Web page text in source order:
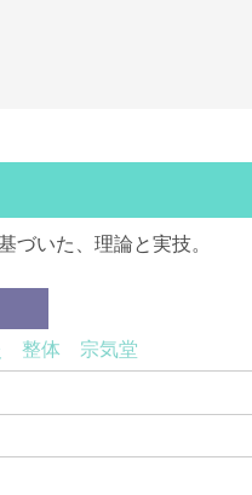
づいた、理論と実技。
整体 宗気堂